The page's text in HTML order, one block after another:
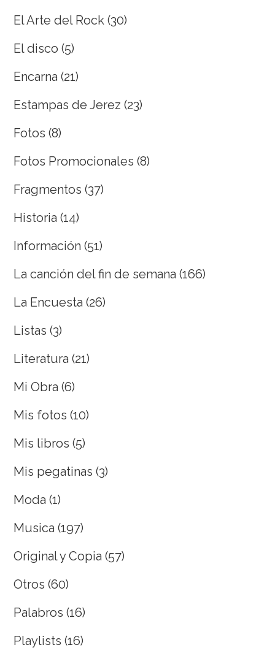
El Arte del Rock (30)
El disco (5)
Encarna (21)
Estampas de Jerez (23)
Fotos (8)
Fotos Promocionales (8)
Fragmentos (37)
Historia (14)
Información (51)
La canción del fin de semana (166)
La Encuesta (26)
Listas (3)
Literatura (21)
Mi Obra (6)
Mis fotos (10)
Mis libros (5)
Mis pegatinas (3)
Moda (1)
Musica (197)
Original y Copia (57)
Otros (60)
Palabros (16)
Playlists (16)